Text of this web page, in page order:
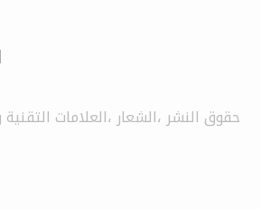
حقوق النشر ،الشعار ،العلامات